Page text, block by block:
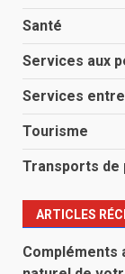
Santé
Services aux
Services
Tourisme
Transports de
ARTICLES
Compléments